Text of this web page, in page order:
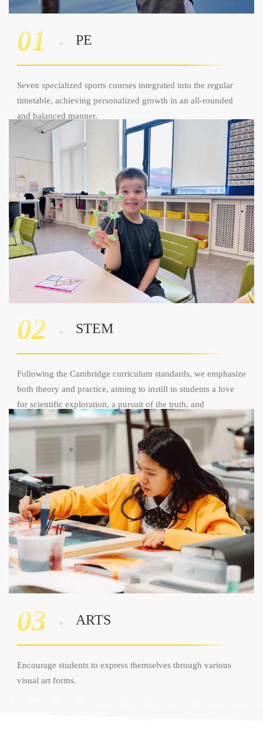
01 PE
Seven specialized sports courses integrated into the regular
timetable, achieving personalized growth in an all-rounded
and balanced manner.
02 STEM
Following the Cambridge curriculum standards, we emphasize
both theory and practice, aiming to instill in students a love
for scientific exploration, a pursuit of the truth, and
independent critical thinking.
03 ARTS
Encourage students to express themselves through various
visual art forms.